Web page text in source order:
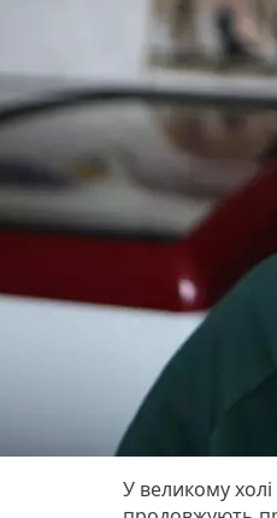
У великому